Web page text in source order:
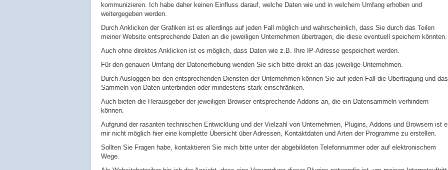
kommunizieren. Ich habe daher keinen Einfluss darauf, welche Daten wie und in welchem Umfang erhoben und
weitergegeben werden.
Durch Anklicken der Grafiken ist es allerdings auf jeden Fall möglich und wahrscheinlich, dass Sie durch das Teilen
meiner Website entsprechende Daten an die jeweiligen Unternehmen übertragen, die diese eventuell speichern könnten.
Auch ohne direktes Anklicken ist es möglich, dass Daten wie z.B. Ihre IP-Adresse gespeichert werden.
Für den genauen Umfang der Datenerhebung wenden Sie sich bitte direkt an das jeweilige Unternehmen.
Durch Ausloggen bei den entsprechenden Diensten der Unternehmen können Sie auf jeden Fall die Übertragung und das
Sammeln von Daten unterbinden oder mindestens stark einschränken.
Auch bieten die Herausgeber der jeweiligen Browser entsprechende Addons an, die ein Datensammeln verhindern
können.
Aufgrund der rasanten technischen Entwicklung und der Vielzahl von Unternehmen, Plugins, Addons und Browsern ist
mir nicht möglich hier eine komplette Übersicht über Adressen, Kontaktdaten und Arten der Programme zu erstellen.
Sollten Sie Fragen habe, kontaktieren Sie mich bitte unter der abgebildeten Telefonnummer oder auf elektronischem
Wege.